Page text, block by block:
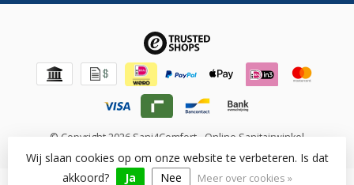
© Copyright 2026 Sani4Comfort - Online Sanitairwinkel
Beoordeling op [review_system] voor [shop_name]: [rating]/10
Wij slaan cookies op om onze website te verbeteren. Is dat
akkoord?
Ja Nee Meer over cookies »